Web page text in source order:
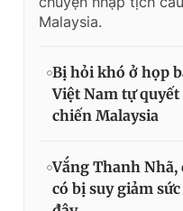
Malaysia.
Bị hỏi khó ở họp
Việt Nam tự
chiến Malaysia
Vắng Thanh
có bị suy giảm